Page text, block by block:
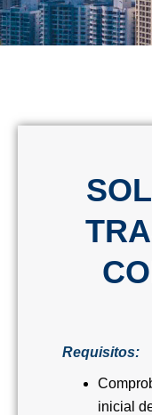
Requisitos:
inicial